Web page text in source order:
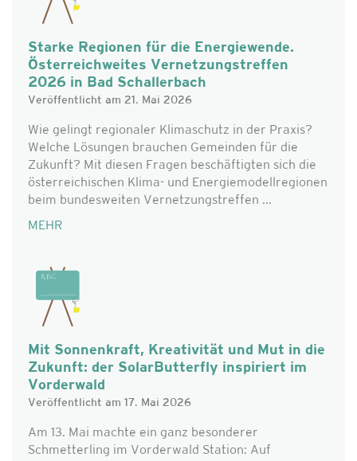
Starke Regionen für die Energiewende.
Österreichweites Vernetzungstreffen
2026 in Bad Schallerbach
Veröffentlicht am 21. Mai 2026
Wie gelingt regionaler Klimaschutz in der Praxis?
Welche Lösungen brauchen Gemeinden für die
Zukunft? Mit diesen Fragen beschäftigten sich die
österreichischen Klima- und Energiemodellregionen
beim bundesweiten Vernetzungstreffen ...
MEHR
Mit Sonnenkraft, Kreativität und Mut in die
Zukunft: der SolarButterfly inspiriert im
Vorderwald
Veröffentlicht am 17. Mai 2026
Am 13. Mai machte ein ganz besonderer
Schmetterling im Vorderwald Station: Auf